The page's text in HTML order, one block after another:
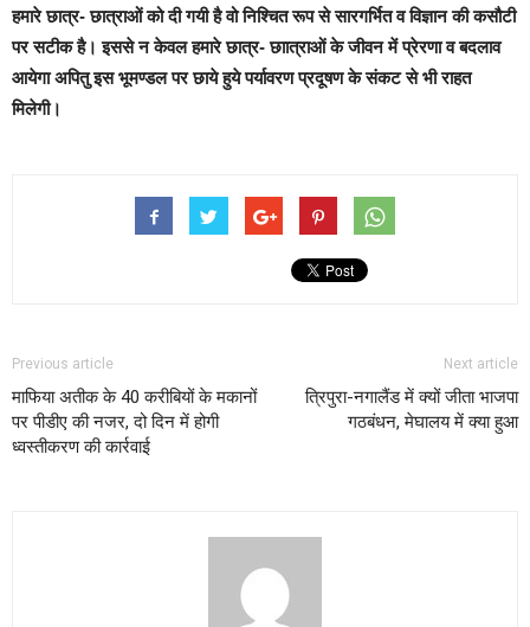
हमारे छात्र- छात्राओं को दी गयी है वो निश्चित रूप से सारगर्भित व विज्ञान की कसौटी
पर सटीक है। इससे न केवल हमारे छात्र- छाात्राओं के जीवन में प्रेरणा व बदलाव
आयेगा अपितु इस भूमण्डल पर छाये हुये पर्यावरण प्रदूषण के संकट से भी राहत
मिलेगी।
Previous article
माफिया अतीक के 40 करीबियों के मकानों
पर पीडीए की नजर, दो द‍िन में होगी
ध्वस्तीकरण की कार्रवाई
Next article
त्रिपुरा-नगालैंड में क्यों जीता भाजपा
गठबंधन, मेघालय में क्या हुआ